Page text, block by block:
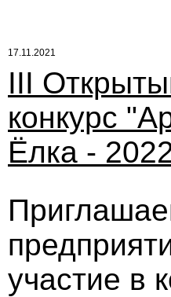
17.11.2021
III
конкурс
Ёлка -
участие в